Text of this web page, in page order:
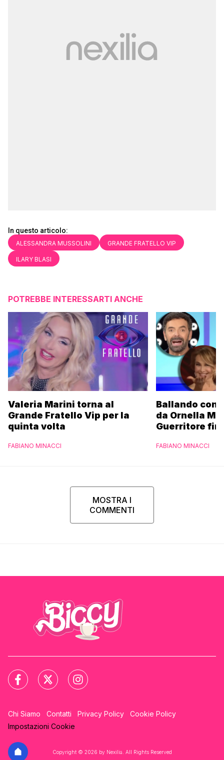
In questo articolo:
ALESSANDRA MUSSOLINI GRANDE FRATELLO VIP
ILARY BLASI
POTREBBE INTERESSARTI ANCHE
Valeria Marini torna al
Grande Fratello Vip per la
quinta volta
FABIANO MINACCI
Ballando con
da Ornella
Guerritore
l’esclusiva di
FABIANO MINACCI
MOSTRA I
COMMENTI
Chi Siamo Contatti Privacy Policy
Cookie Policy
Impostazioni Cookie
Copyright © 2026 by Nexilia. All Rights Reserved